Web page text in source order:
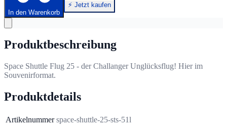
In den Warenkorb
⚡ Jetzt kaufen
Produktbeschreibung
Space Shuttle Flug 25 - der Challanger Unglücksflug! Hier im
Souvenirformat.
Produktdetails
Artikelnummer space-shuttle-25-sts-51l